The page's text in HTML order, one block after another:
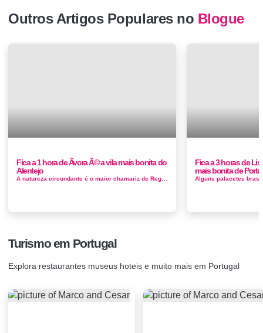
Outros Artigos Populares no Blogue
Fica a 1 hora de Ãvora Ã© a vila mais bonita do
Alentejo
Fica a 3 horas de
mais bonita de
Turismo em Portugal
Explora restaurantes museus hoteis e muito mais em Portugal